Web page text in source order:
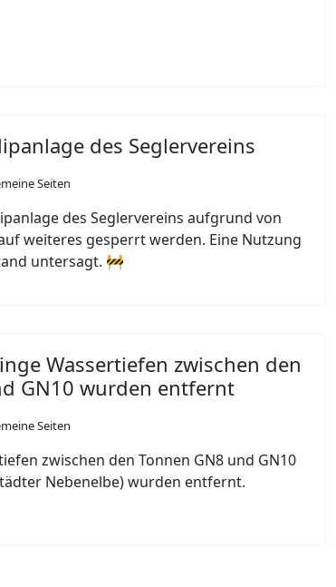
des Seglervereins
Seiten
des Seglervereins aufgrund von
weiteres gesperrt werden. Eine Nutzung
untersagt. 🚧
Wassertiefen zwischen den
GN10 wurden entfernt
Seiten
zwischen den Tonnen GN8 und GN10
Nebenelbe) wurden entfernt.